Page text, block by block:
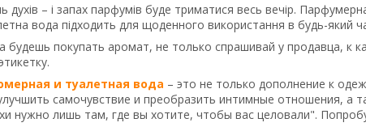
духів – і запах парфумів буде триматися весь вечір.
вода підходить для щоденного використання в будь-який
будешь покупать аромат, не только спрашивай у продавца, к
и туалетная вода – это не только дополнение к
самочувствие и преобразить интимные отношения, а
нужно лишь там, где вы хотите, чтобы вас целовали".